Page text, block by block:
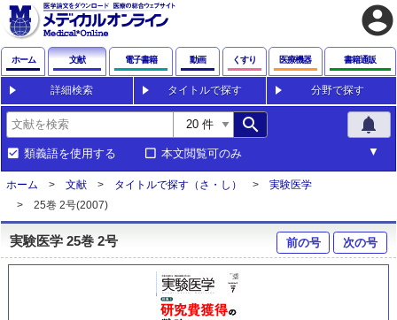
account_circle
ホーム 文献 電子書籍 動画 くすり 医療機器 書籍通販
詳細検索 タイトルで探す 分野で探す
search notifications
類義語を使用する 本文閲覧可のみ
ホーム 文献 タイトルで探す（さ・し）
実験医学
25巻 2号(2007)
実験医学 25巻 2号 前の号 次の号